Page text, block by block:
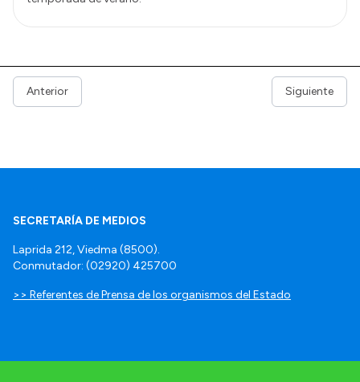
Anterior Siguiente
SECRETARÍA DE MEDIOS
Laprida 212, Viedma (8500).
Conmutador: (02920) 425700
>> Referentes de Prensa de los organismos del Estado